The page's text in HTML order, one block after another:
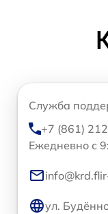
Служба
+7 (861)
Ежедневно с
ул.